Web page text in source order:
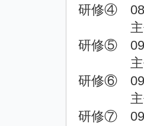
研修④ 08
主任
研修⑤ 09
主任
研修⑥ 09
主任教
研修⑦ 09